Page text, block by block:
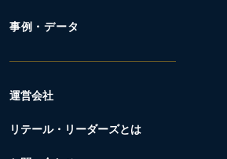
事例・データ
運営会社
リテール・リーダーズとは